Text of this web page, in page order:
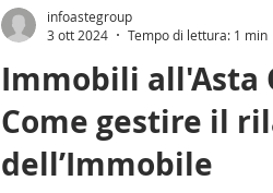
Immobili all'Asta
Come gestire il
dell’Immobile
infoastegroup
3 ott 2024
Tempo di lettura: 1 min